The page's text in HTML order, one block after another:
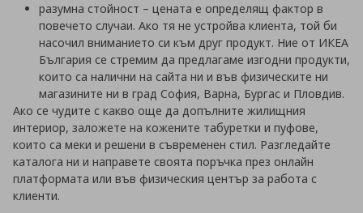
разумна стойност – цената е определящ фактор в
повечето случаи. Ако тя не устройва клиента, той би
насочил вниманието си към друг продукт. Ние от ИКЕА
България се стремим да предлагаме изгодни продукти,
които са налични на сайта ни и във физическите ни
магазините ни в град София, Варна, Бургас и Пловдив.
Ако се чудите с какво още да допълните жилищния
интериор, заложете на кожените табуретки и пуфове,
които са меки и решени в съвременен стил. Разгледайте
каталога ни и направете своята поръчка през онлайн
платформата или във физическия център за работа с
клиенти.